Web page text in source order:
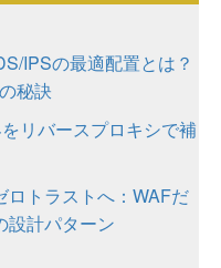
IPSの最適配置とは？
秘訣
リバースプロキシで補
ロトラストへ：WAFだ
設計パターン